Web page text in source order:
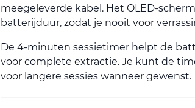
meegeleverde kabel. Het OLED-
batterijduur, zodat je nooit voor
De 4-minuten sessietimer helpt de
voor complete extractie. Je kunt de
voor langere sessies wanneer gewenst.